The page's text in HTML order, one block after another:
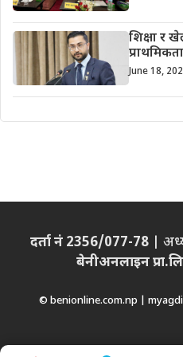
शिक्षा र
June 18,
दर्ता नं 2356/077-78|
बेनीअनलाइन प्रा.लि
© benionline.com.np |